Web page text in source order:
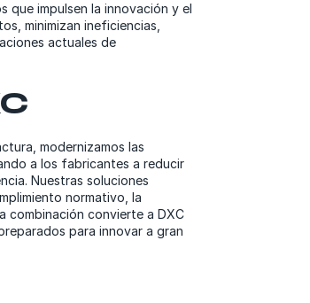
impulsen la innovación y el
minimizan ineficiencias,
actuales de
modernizamos las
a los fabricantes a reducir
Nuestras soluciones
normativo, la
combinación convierte a DXC
para innovar a gran